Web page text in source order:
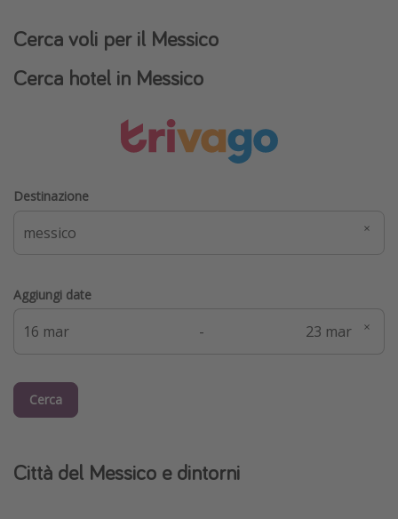
Cerca voli per il Messico
Cerca hotel in Messico
Destinazione
Aggiungi date
-
Cerca
Città del Messico e dintorni